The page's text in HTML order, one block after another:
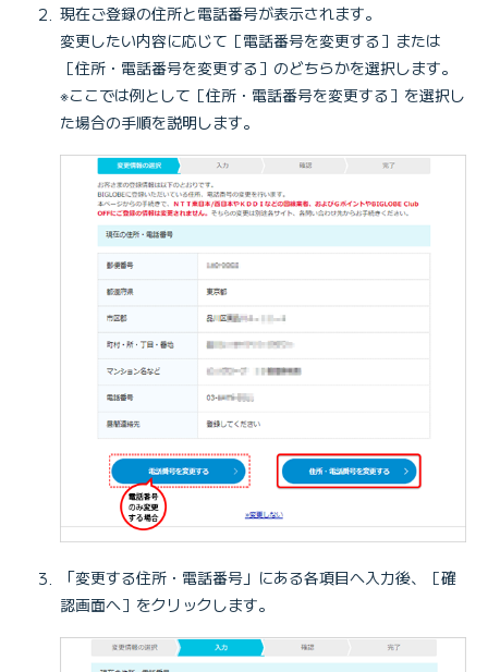
現在ご登録の住所と電話番号が表示されます。
変更したい内容に応じて［電話番号を変更する］または
［住所・電話番号を変更する］のどちらかを選択します。
※ここでは例として［住所・電話番号を変更する］を選択し
た場合の手順を説明します。
「変更する住所・電話番号」にある各項目へ入力後、［確
認画面へ］をクリックします。